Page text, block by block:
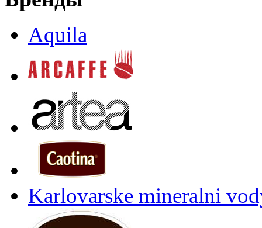
Aquila
Karlovarske mineralni